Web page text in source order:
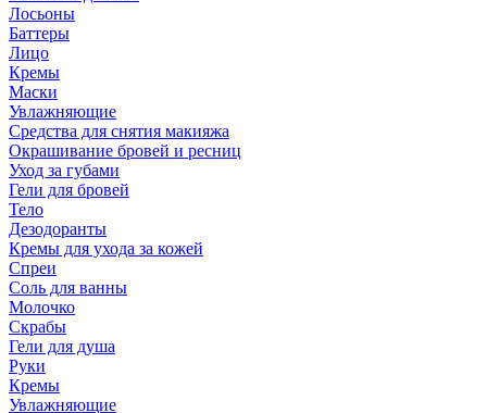
Лосьоны
Баттеры
Лицо
Кремы
Маски
Увлажняющие
Средства для снятия макияжа
Окрашивание бровей и ресниц
Уход за губами
Гели для бровей
Тело
Дезодоранты
Кремы для ухода за кожей
Спреи
Соль для ванны
Молочко
Скрабы
Гели для душа
Руки
Кремы
Увлажняющие